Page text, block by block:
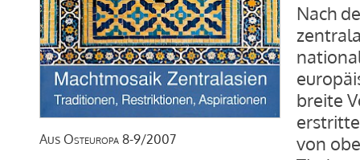
Aus Osteuropa 8-9/2007
Nach
breite
von